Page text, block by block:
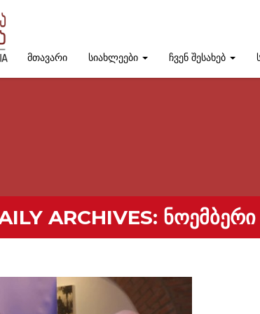
მთავარი სიახლეები ჩვენ შესახებ
ARCHIVES: